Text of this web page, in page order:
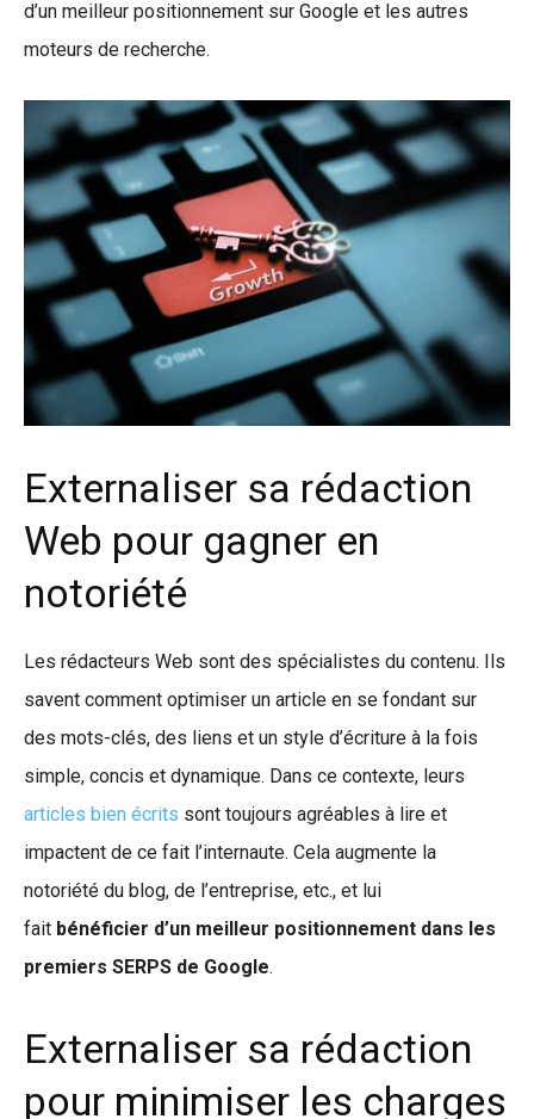
d’un meilleur positionnement sur Google et les autres
moteurs de recherche.
Externaliser sa rédaction
Web pour gagner en
notoriété
Les rédacteurs Web sont des spécialistes du contenu. Ils
savent comment optimiser un article en se fondant sur
des mots-clés, des liens et un style d’écriture à la fois
simple, concis et dynamique. Dans ce contexte, leurs
articles bien écrits sont toujours agréables à lire et
impactent de ce fait l’internaute. Cela augmente la
notoriété du blog, de l’entreprise, etc., et lui
fait bénéficier d’un meilleur positionnement dans les
premiers SERPS de Google.
Externaliser sa rédaction
pour minimiser les charges